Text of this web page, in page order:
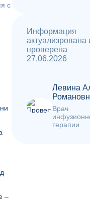
с
–
Информация
актуализрована
проверена
27.06.2026
Левина
Врач
терапии